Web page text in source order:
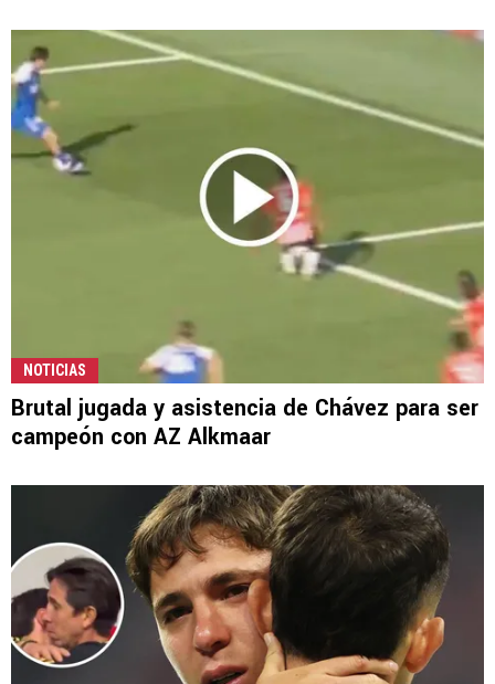
NOTICIAS
Brutal jugada y asistencia de Chávez para ser
campeón con AZ Alkmaar